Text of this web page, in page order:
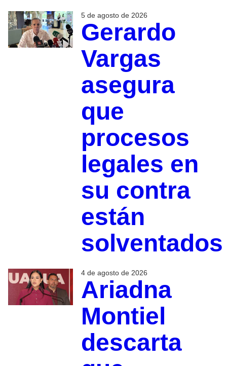
5 de agosto de 2026
Gerardo
Vargas
asegura
que
procesos
legales en
su contra
están
solventados
4 de agosto de 2026
Ariadna
Montiel
descarta